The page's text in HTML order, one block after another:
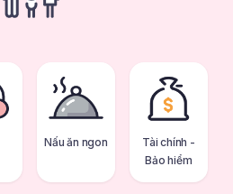
Nấu ăn ngon
Tài chính -
Bảo hiểm